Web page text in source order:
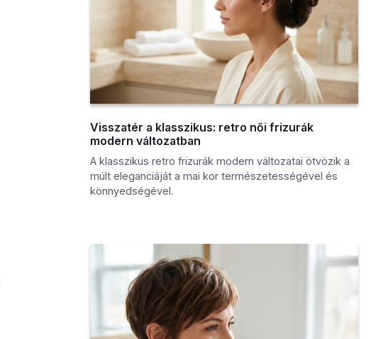
Visszatér a klasszikus: retro női frizurák
modern változatban
A klasszikus retro frizurák modern változatai ötvözik a
múlt eleganciáját a mai kor természetességével és
könnyedségével.